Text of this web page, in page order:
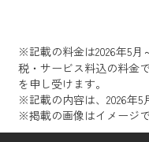
※記載の料金は2026年5
税・サービス料込の料金
を申し受けます。
※記載の内容は、2026年5
※掲載の画像はイメージで